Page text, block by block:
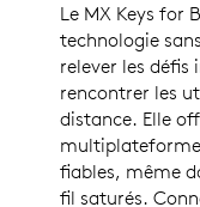
Le MX Keys for
technologie
relever les
rencontrer les
distance. Elle
multiplateforme
fiables, même
fil saturés.